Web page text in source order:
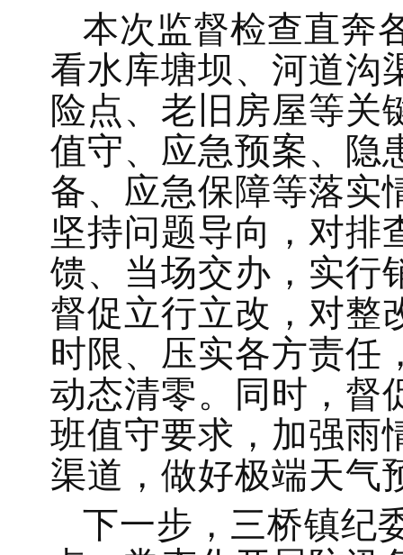
本次监督检查直奔
看水库塘坝、河道沟
险点、老旧房屋等关
值守、应急预案、隐
备、应急保障等落实
坚持问题导向，对排
馈、当场交办，实行
督促立行立改，对整
时限、压实各方责任
动态清零。同时，督
班值守要求，加强雨
渠道，做好极端天气
下一步，三桥镇纪